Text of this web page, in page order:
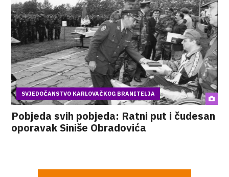
SVJEDOČANSTVO KARLOVAČKOG BRANITELJA
Pobjeda svih pobjeda: Ratni put i čudesan
oporavak Siniše Obradovića